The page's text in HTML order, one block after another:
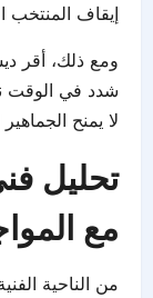
إيقاف المنتخب
ومع ذلك، أقر
شدد في الوقت
لا يمنح
تحليل
مع
من الناحية